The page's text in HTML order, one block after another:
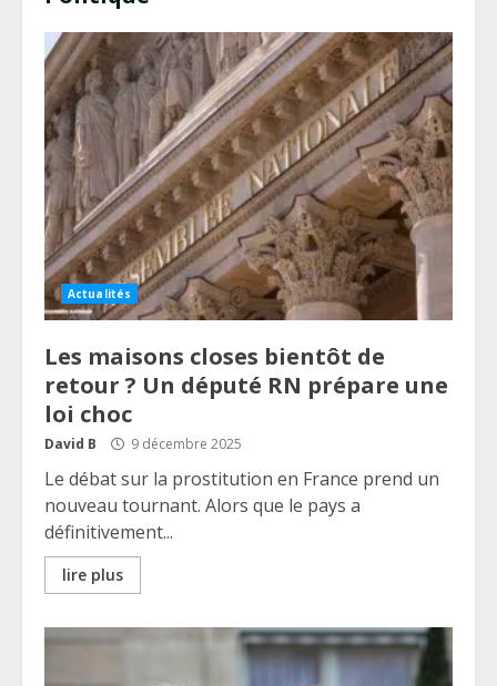
Actualités
Les maisons closes bientôt de
retour ? Un député RN prépare une
loi choc
David B 9 décembre 2025
Le débat sur la prostitution en France prend un
nouveau tournant. Alors que le pays a
définitivement...
lire plus